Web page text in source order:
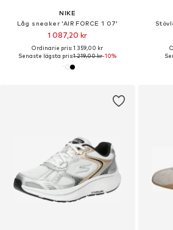
NIKE
Låg sneaker 'AIR FORCE 1 07'
1 087,20 kr
Ordinarie pris: 1 359,00 kr
Senaste lägsta pris:1 219,00 kr-10%